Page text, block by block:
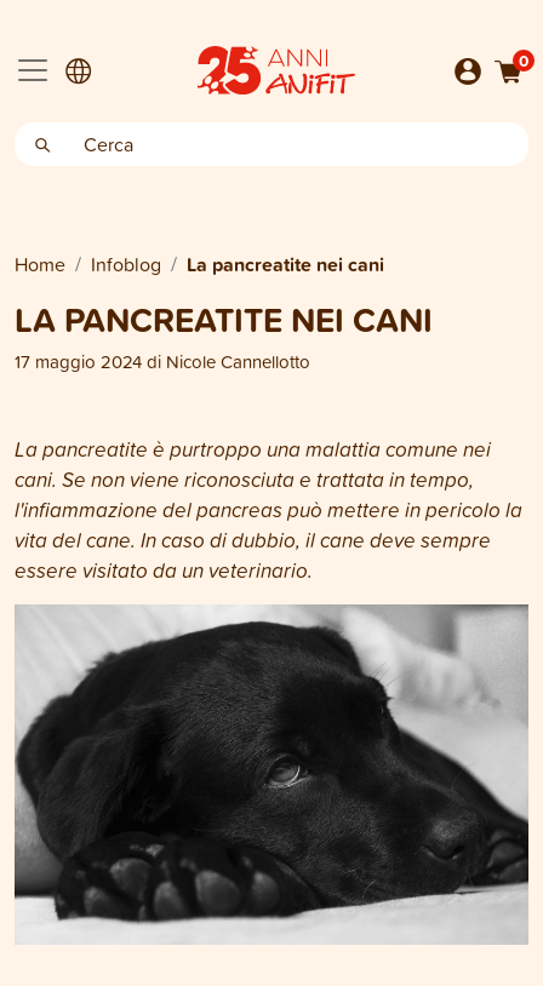
0
Home Infoblog La pancreatite nei cani
LA PANCREATITE NEI CANI
17 maggio 2024di Nicole Cannellotto
La pancreatite è purtroppo una malattia comune nei
cani. Se non viene riconosciuta e trattata in tempo,
l'infiammazione del pancreas può mettere in pericolo la
vita del cane. In caso di dubbio, il cane deve sempre
essere visitato da un veterinario.